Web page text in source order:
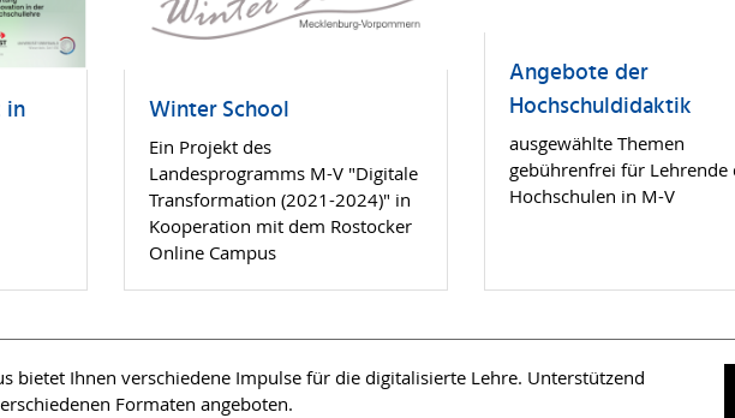
in
Winter School
Ein Projekt des
Landesprogramms M-V "Digitale
Transformation (2021-2024)" in
Kooperation mit dem Rostocker
Online Campus
Angebote der
Hochschuldidaktik
ausgewählte Themen
gebührenfrei für Lehrende
Hochschulen in M-V
bietet Ihnen verschiedene Impulse für die digitalisierte Lehre. Unterstützend
Formaten angeboten.